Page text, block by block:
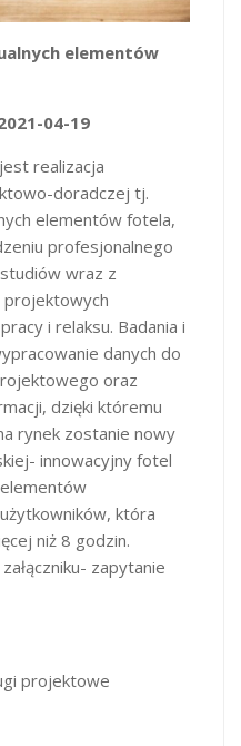
elementów
04-19
realizacja
doradczej tj.
elementów fotela,
profesjonalnego
wraz z
projektowych
i relaksu. Badania i
danych do
oraz
dzięki któremu
rynek zostanie nowy
innowacyjny fotel
która
niż 8 godzin.
zapytanie
projektowe